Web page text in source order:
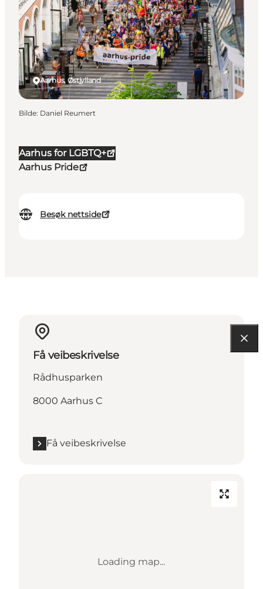
Aarhus for LGBTQ+
Aarhus Pride
Besøk nettside
Aarhus, Østjylland
Bilde: Daniel Reumert
Få veibeskrivelse
Rådhusparken
8000 Aarhus C
Få veibeskrivelse
Loading map...